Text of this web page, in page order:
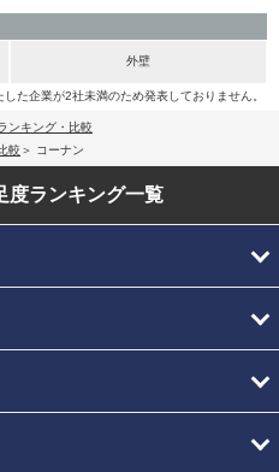
外壁
た企業が2社未満のため発表しておりません。
ンキング・比較
較
コーナン
度ランキング一覧